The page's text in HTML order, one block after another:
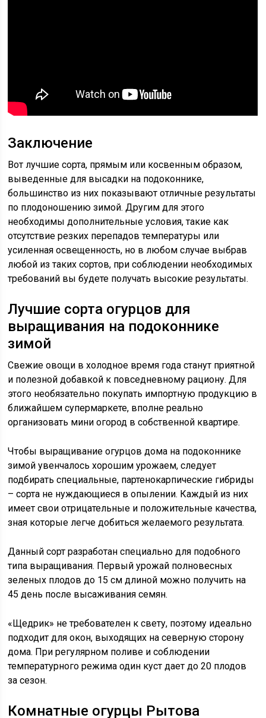
Заключение
Вот лучшие сорта, прямым или косвенным образом,
выведенные для высадки на подоконнике,
большинство из них показывают отличные результаты
по плодоношению зимой. Другим для этого
необходимы дополнительные условия, такие как
отсутствие резких перепадов температуры или
усиленная освещенность, но в любом случае выбрав
любой из таких сортов, при соблюдении необходимых
требований вы будете получать высокие результаты.
Лучшие сорта огурцов для
выращивания на подоконнике
зимой
Свежие овощи в холодное время года станут приятной
и полезной добавкой к повседневному рациону. Для
этого необязательно покупать импортную продукцию в
ближайшем супермаркете, вполне реально
организовать мини огород в собственной квартире.
Чтобы выращивание огурцов дома на подоконнике
зимой увенчалось хорошим урожаем, следует
подбирать специальные, партенокарпические гибриды
– сорта не нуждающиеся в опылении. Каждый из них
имеет свои отрицательные и положительные качества,
зная которые легче добиться желаемого результата.
Данный сорт разработан специально для подобного
типа выращивания. Первый урожай полновесных
зеленых плодов до 15 см длиной можно получить на
45 день после высаживания семян.
«Щедрик» не требователен к свету, поэтому идеально
подходит для окон, выходящих на северную сторону
дома. При регулярном поливе и соблюдении
температурного режима один куст дает до 20 плодов
за сезон.
Комнатные огурцы Рытова